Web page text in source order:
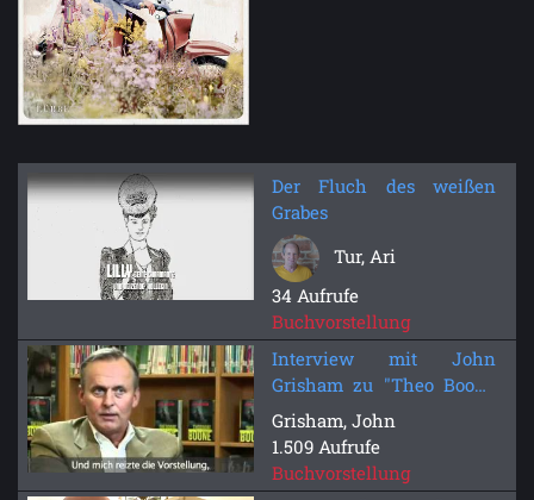
Der Fluch des weißen
Grabes
Tur, Ari
34 Aufrufe
Buchvorstellung
Interview mit John
Grisham zu "Theo Boone
und der unsichtbare
Zeuge" - Heyne fliegt
Grisham, John
1.509 Aufrufe
Buchvorstellung